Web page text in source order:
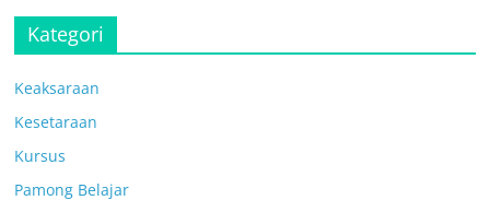
Kategori
Keaksaraan
Kesetaraan
Kursus
Pamong Belajar